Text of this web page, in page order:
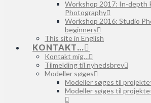
Workshop 2017: In-depth
Photography
Workshop 2016: Studio
beginners
This site in English
KONTAKT…
Kontakt mig…
Tilmelding til nyhedsbrev
Modeller søges
Modeller søges til
Modeller søges til